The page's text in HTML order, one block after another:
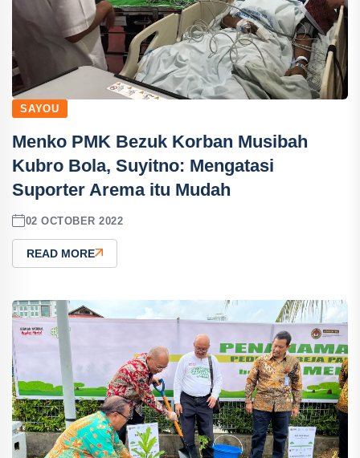
SAYOU
Menko PMK Bezuk Korban Musibah
Kubro Bola, Suyitno: Mengatasi
Suporter Arema itu Mudah
02 OCTOBER 2022
READ MORE